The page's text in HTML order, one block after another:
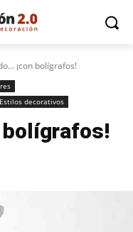
¡con bolígrafos!
Estilos decorativos
bolígrafos!